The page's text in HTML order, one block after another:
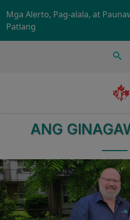
Mga Alerto, Pag-alala, at
Patlang
ANG